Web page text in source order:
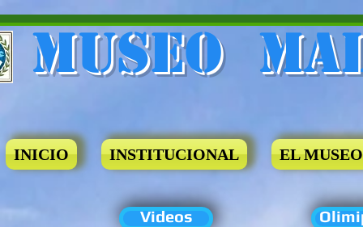
Museo​
INICIO INSTITUCIONAL EL MUSEO
Videos